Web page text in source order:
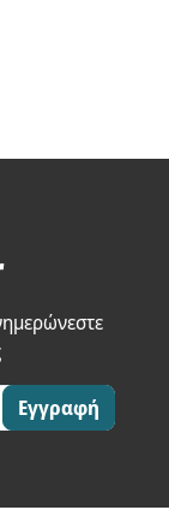
Εγγραφή